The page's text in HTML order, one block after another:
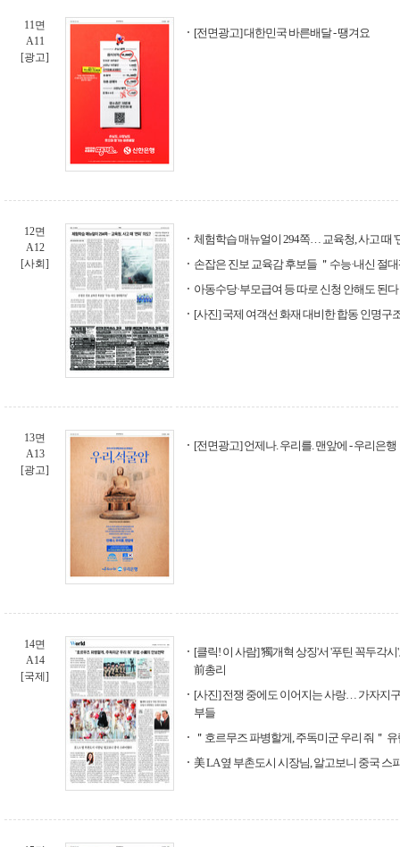
11면
A11
[광고]
[전면광고] 대한민국 바른배달 - 땡겨요
12면
A12
[사회]
체험학습 매뉴얼이 294쪽… 교육청, 사고 때 '
손잡은 진보 교육감 후보들 ＂수능·내신 절
아동수당·부모급여 등 따로 신청 안해도 된다
[사진] 국제 여객선 화재 대비한 합동 인명구
13면
A13
[광고]
[전면광고] 언제나. 우리를. 맨앞에 - 우리은행
14면
A14
[국제]
[클릭! 이 사람] '獨개혁 상징'서 '푸틴 꼭두각
前총리
[사진] 전쟁 중에도 이어지는 사랑… 가자지
부들
＂호르무즈 파병할게, 주독미군 우리 줘＂
美 LA 옆 부촌도시 시장님, 알고보니 중국 스